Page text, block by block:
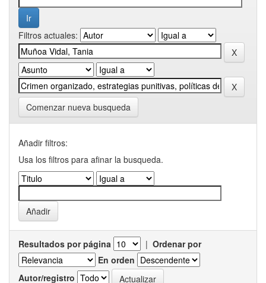
Filtros actuales:
Comenzar nueva busqueda
Añadir filtros:
Usa los filtros para afinar la busqueda.
Resultados por página | Ordenar por
En orden
Autor/registro